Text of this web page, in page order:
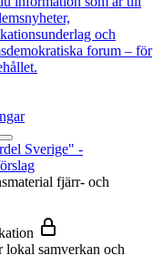
och
forum – för
Sverige" -
fjärr- och
samverkan och